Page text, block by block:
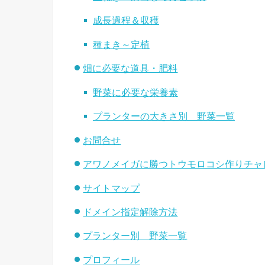
成長過程＆収穫
種まき～定植
畑に必要な道具・肥料
野菜に必要な栄養素
プランターの大きさ別 野菜一覧
お問合せ
アワノメイガに勝つトウモロコシ作りチ
サイトマップ
ドメイン指定解除方法
プランター別 野菜一覧
プロフィール